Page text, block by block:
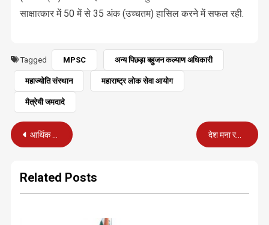
साक्षात्कार में 50 में से 35 अंक (उच्चतम) हासिल करने में सफल रही.
Tagged MPSC अन्य पिछड़ा बहुजन कल्याण अधिकारी
महाज्योति संस्थान महाराष्ट्र लोक सेवा आयोग
मैत्रेयी जमदादे
Post
आर्थिक सुधारों के जनक, पूर्व प्रधानमंत्री मनमोहन सिंह नहीं रहे देश मना रहा शोक, कांग्रेस साध रही सियासी एजेंडा
Related Posts